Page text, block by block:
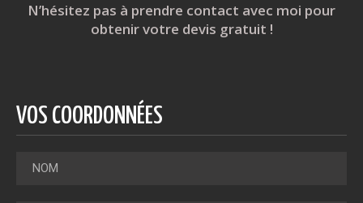
N’hésitez pas à prendre contact avec moi pour
obtenir votre devis gratuit !
VOS COORDONNÉES